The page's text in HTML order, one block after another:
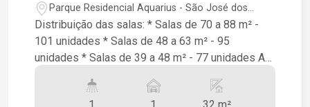
Parque Residencial Aquarius - São José dos
Campos/SP
Distribuição das salas: * Salas de 70 a 88 m² -
101 unidades * Salas de 48 a 63 m² - 95
unidades * Salas de 39 a 48 m² - 77 unidades Av.
PAVIMENTOS, 273 SALAS e 13 LOJAS 11